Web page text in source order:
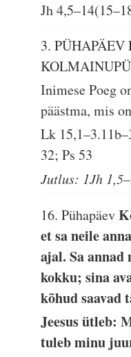
Jh
3. PÜHAPÄEV
Inimese Poeg
päästma, mis
Lk
32; Ps 53
Jutlus: 1Jh
16. Pühapäev
et sa neile
ajal. Sa
kokku; sina
kõhud saavad
Jeesus ütleb:
tuleb minu